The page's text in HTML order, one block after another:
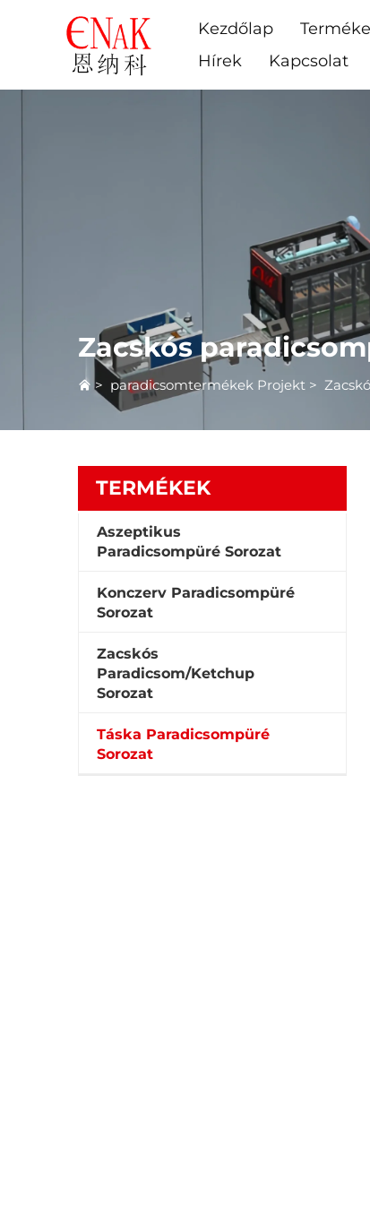
Kezdőlap
Hírek
Kapcsolat
Zacskós
> paradicsomtermékek Projekt >
TERMÉKEK
Aszeptikus
Paradicsompüré Sorozat
Konczerv Paradicsompüré
Sorozat
Zacskós
Paradicsom/Ketchup
Sorozat
Táska Paradicsompüré
Sorozat